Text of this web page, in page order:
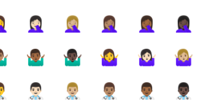
🤦🏻‍♀️ 🤦🏼‍♀️ 🤦🏽‍♀️ 🤦🏾‍♀️ 🤦🏿‍♀️
🤷🏾‍♂️ 🤷🏿‍♂️ 🤷‍♀️ 🤷🏻‍♀️ 🤷🏼‍♀️
👨🏻‍⚕️ 👨🏼‍⚕️ 👨🏽‍⚕️ 👨🏾‍⚕️ 👨🏿‍⚕️